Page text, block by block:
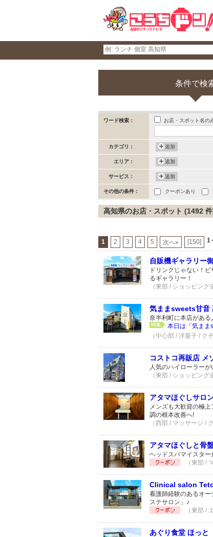
条件で検
ワード検索： お店・スポット名の
カテゴリ： 追加
エリア： 追加
サービス： 追加
その他の条件： クーポンあり
高知県のお店・スポット (1492
1 2 3 4 5 次へ» [150] 1
自販機ギャラリー
ドリンクじゃない！
るギャラリー！
（東部 / ショッピング
気ままsweets甘音
奈半利町に本店があ
本日は「気まま
（中心部 / 洋菓子 / ク
コストコ再販店 メ
人気のハイローラーが
（東部 / ショッピング
アタマほぐしサロ
メンズも大歓迎の極
調の根本改善へ!
（西部 / マッサージ /
アタマほぐしと骨
ヘッドスパマイスター
（東部 /
Clinical salon
看護師経験のあるオ
ステサロン」♪
（東部 /
あぐり食堂 ほっと